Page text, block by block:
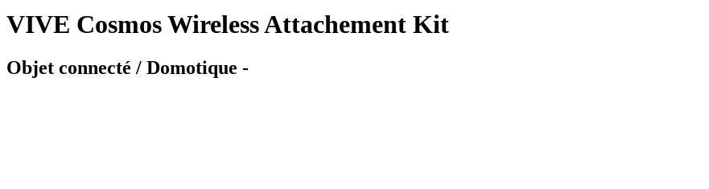
VIVE Cosmos Wireless Attachement Kit
Objet connecté / Domotique -